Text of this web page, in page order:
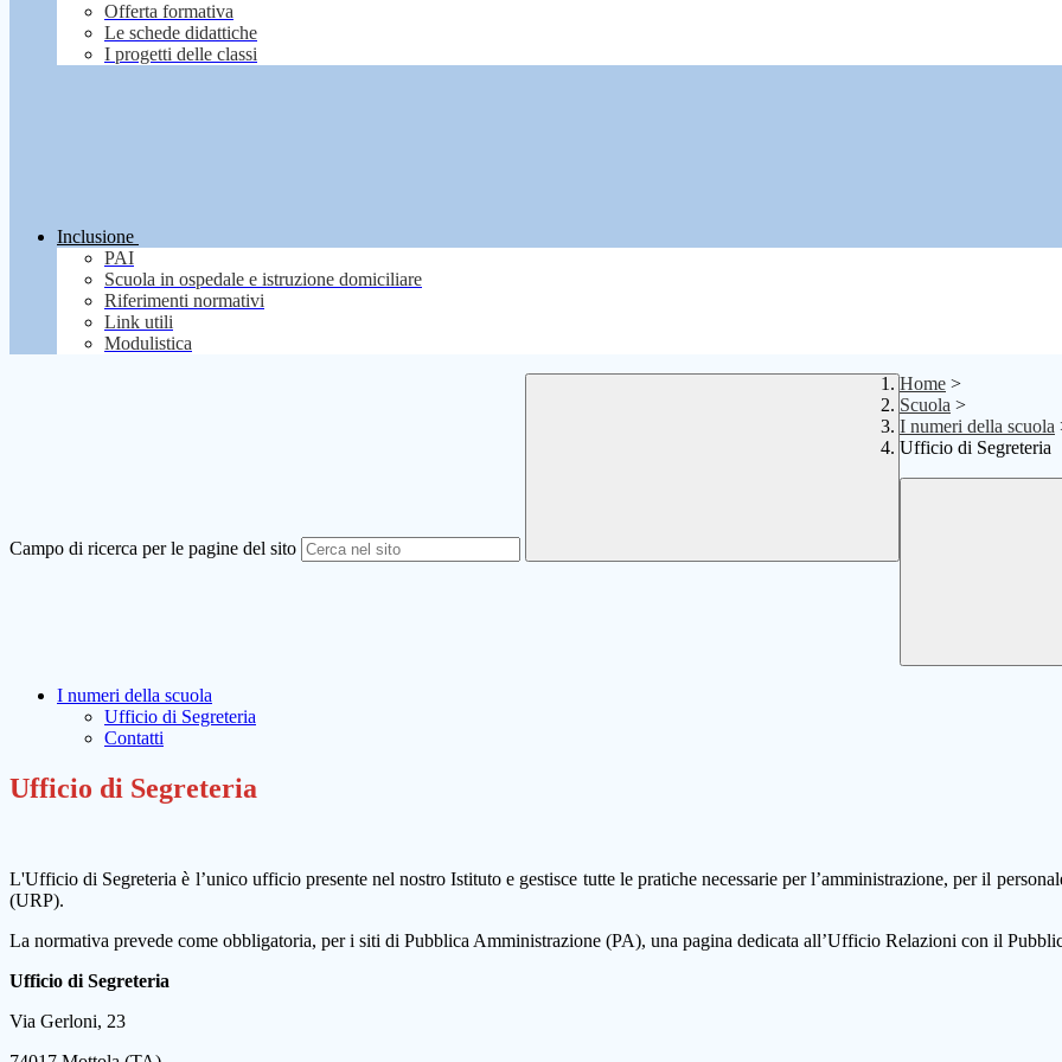
Offerta formativa
Le schede didattiche
I progetti delle classi
Inclusione
PAI
Scuola in ospedale e istruzione domiciliare
Riferimenti normativi
Link utili
Modulistica
Campo di ricerca per le pagine del sito
Home >
Scuola >
I numeri della scuola
Ufficio di Segreteria
I numeri della scuola
Ufficio di Segreteria
Contatti
Ufficio di Segreteria
L'Ufficio di Segreteria è l’unico ufficio presente nel nostro Istituto e gestisce tutte le pratiche necessarie per l’amministrazione, per il
(URP).
La normativa prevede come obbligatoria, per i siti di Pubblica Amministrazione (PA), una pagina dedicata all’Ufficio Relazioni con il
Ufficio di Segreteria
Via Gerloni, 23